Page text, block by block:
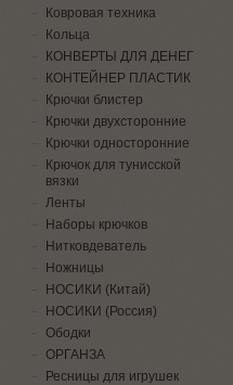
Ковровая техника
Кольца
КОНВЕРТЫ ДЛЯ ДЕНЕГ
КОНТЕЙНЕР ПЛАСТИК
Крючки блистер
Крючки двухсторонние
Крючки односторонние
Крючок для тунисской
вязки
Ленты
Наборы крючков
Нитковдеватель
Ножницы
НОСИКИ (Китай)
НОСИКИ (Россия)
Ободки
ОРГАНЗА
Ресницы для игрушек